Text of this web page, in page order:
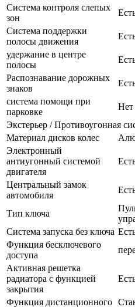
Система контроля слепых
зон
Система поддержки
полосы движения
удержание в центре
полосы
Распознавание дорожных
знаков
система помощи при
парковке
Нет
Экстерьер / Противоугонная
Материал дисков колес
Электронный
антиугонный системой
двигателя
Центральный замок
автомобиля
Тип ключа
Система запуска без ключа
Функция бесключевого
доступа
Активная решетка
радиатора с функцией
закрытия
Функция дистанционного